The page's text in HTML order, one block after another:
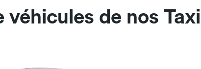
véhicules de nos